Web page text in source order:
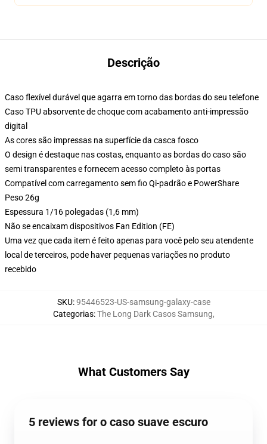
Descrição
Caso flexível durável que agarra em torno das bordas do seu telefone
Caso TPU absorvente de choque com acabamento anti-impressão
digital
As cores são impressas na superfície da casca fosco
O design é destaque nas costas, enquanto as bordas do caso são
semi transparentes e fornecem acesso completo às portas
Compatível com carregamento sem fio Qi-padrão e PowerShare
Peso 26g
Espessura 1/16 polegadas (1,6 mm)
Não se encaixam dispositivos Fan Edition (FE)
Uma vez que cada item é feito apenas para você pelo seu atendente
local de terceiros, pode haver pequenas variações no produto
recebido
SKU:95446523-US-samsung-galaxy-case
Categorias:The Long Dark Casos Samsung,
What Customers Say
5 reviews for o caso suave escuro